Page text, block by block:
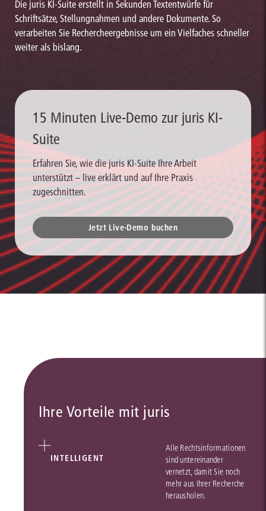
Die juris KI-Suite erstellt in Sekunden Textentwürfe für
Schriftsätze, Stellungnahmen und andere Dokumente. So
verarbeiten Sie Rechercheergebnisse um ein Vielfaches schneller
weiter als bislang.
15 Minuten Live-Demo zur juris KI-
Suite
Erfahren Sie, wie die juris KI-Suite Ihre Arbeit
unterstützt – live erklärt und auf Ihre Praxis
zugeschnitten.
Jetzt Live-Demo buchen
Ihre Vorteile mit juris
INTELLIGENT
Alle Rechtsinformationen
sind untereinander
vernetzt, damit Sie noch
mehr aus Ihrer Recherche
herausholen.